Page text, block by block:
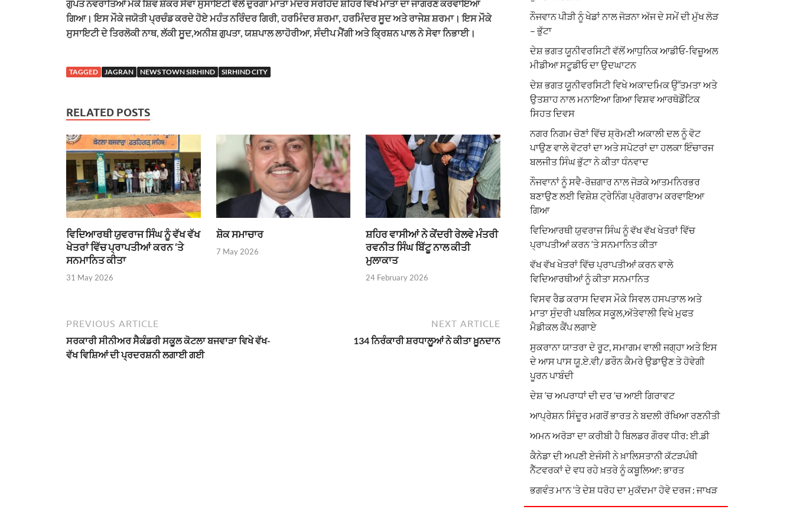
ਗੁਪਤ ਨਵਰਾਤਿਆਂ ਮੌਕੇ ਸ਼ਿਵ ਸ਼ੰਕਰ ਸੇਵਾ ਸੁਸਾਇਟੀ ਵੱਲੋਂ ਦੁਰਗਾ ਮਾਤਾ ਮੰਦਰ ਸਰਹਿੰਦ ਸ਼ਹਿਰ ਵਿਖੇ ਮਾਤਾ ਦਾ ਜਾਗਰਣ ਕਰਵਾਇਆ
ਗਿਆ। ਇਸ ਮੌਕੇ ਜਯੋਤੀ ਪ੍ਰਚੰਡ ਕਰਦੇ ਹੋਏ ਮਹੰਤ ਨਰਿੰਦਰ ਗਿਰੀ, ਹਰਮਿੰਦਰ ਸ਼ਰਮਾ, ਹਰਮਿੰਦਰ ਸੂਦ ਅਤੇ ਰਾਜੇਸ਼ ਸ਼ਰਮਾ। ਇਸ ਮੌਕੇ
ਸੁਸਾਇਟੀ ਦੇ ਤਿਰਲੋਕੀ ਨਾਥ, ਲੱਕੀ ਸੂਦ,ਅਨੀਸ਼ ਗੁਪਤਾ, ਯਸ਼ਪਾਲ ਲਾਹੋਰੀਆ, ਸੰਦੀਪ ਮੈਂਗੀ ਅਤੇ ਕ੍ਰਿਸ਼ਨ ਪਾਲ ਨੇ ਸੇਵਾ ਨਿਭਾਈ।
TAGGED JAGRAN NEWS TOWN SIRHIND SIRHIND CITY
RELATED POSTS
ਵਿਦਿਆਰਥੀ ਯੁਵਰਾਜ ਸਿੰਘ ਨੂੰ ਵੱਖ ਵੱਖ
ਖੇਤਰਾਂ ਵਿੱਚ ਪ੍ਰਾਪਤੀਆਂ ਕਰਨ ‘ਤੇ
ਸਨਮਾਨਿਤ ਕੀਤਾ
31 May 2026
ਸ਼ੋਕ ਸਮਾਚਾਰ
7 May 2026
ਸ਼ਹਿਰ ਵਾਸੀਆਂ ਨੇ ਕੇਂਦਰੀ ਰੇਲਵੇ ਮੰਤਰੀ
ਰਵਨੀਤ ਸਿੰਘ ਬਿੱਟੂ ਨਾਲ ਕੀਤੀ
ਮੁਲਾਕਾਤ
24 February 2026
PREVIOUS ARTICLE
ਸਰਕਾਰੀ ਸੀਨੀਅਰ ਸੈਕੰਡਰੀ ਸਕੂਲ ਕੋਟਲਾ ਬਜਵਾੜਾ ਵਿਖੇ ਵੱਖ-
ਵੱਖ ਵਿਸ਼ਿਆਂ ਦੀ ਪ੍ਰਦਰਸ਼ਨੀ ਲਗਾਈ ਗਈ
NEXT ARTICLE
134 ਨਿਰੰਕਾਰੀ ਸ਼ਰਧਾਲੂਆਂ ਨੇ ਕੀਤਾ ਖ਼ੂਨਦਾਨ
ਨੌਜਵਾਨ ਪੀੜੀ ਨੂੰ ਖੇਡਾਂ ਨਾਲ ਜੋੜਨਾ ਅੱਜ ਦੇ ਸਮੇਂ ਦੀ ਮੁੱਖ ਲੋੜ
– ਭੁੱਟਾ
ਦੇਸ਼ ਭਗਤ ਯੂਨੀਵਰਸਿਟੀ ਵੱਲੋਂ ਆਧੁਨਿਕ ਆਡੀਓ-ਵਿਜ਼ੂਅਲ
ਮੀਡੀਆ ਸਟੂਡੀਓ ਦਾ ਉਦਘਾਟਨ
ਦੇਸ਼ ਭਗਤ ਯੂਨੀਵਰਸਿਟੀ ਵਿਖੇ ਅਕਾਦਮਿਕ ਉੱਤਮਤਾ ਅਤੇ
ਉਤਸ਼ਾਹ ਨਾਲ ਮਨਾਇਆ ਗਿਆ ਵਿਸ਼ਵ ਆਰਥੋਡੌਂਟਿਕ
ਸਿਹਤ ਦਿਵਸ
ਨਗਰ ਨਿਗਮ ਚੋਣਾਂ ਵਿੱਚ ਸ਼੍ਰੋਮਣੀ ਅਕਾਲੀ ਦਲ ਨੂੰ ਵੋਟ
ਪਾਉਣ ਵਾਲੇ ਵੋਟਰਾਂ ਦਾ ਅਤੇ ਸਪੋਟਰਾਂ ਦਾ ਹਲਕਾ ਇੰਚਾਰਜ
ਬਲਜੀਤ ਸਿੰਘ ਭੁੱਟਾ ਨੇ ਕੀਤਾ ਧੰਨਵਾਦ
ਨੌਜਵਾਨਾਂ ਨੂੰ ਸਵੈ-ਰੋਜ਼ਗਾਰ ਨਾਲ ਜੋੜਕੇ ਆਤਮਨਿਰਭਰ
ਬਣਾਉਣ ਲਈ ਵਿਸ਼ੇਸ਼ ਟ੍ਰੇਨਿੰਗ ਪ੍ਰੋਗਰਾਮ ਕਰਵਾਇਆ
ਗਿਆ
ਵਿਦਿਆਰਥੀ ਯੁਵਰਾਜ ਸਿੰਘ ਨੂੰ ਵੱਖ ਵੱਖ ਖੇਤਰਾਂ ਵਿੱਚ
ਪ੍ਰਾਪਤੀਆਂ ਕਰਨ ‘ਤੇ ਸਨਮਾਨਿਤ ਕੀਤਾ
ਵੱਖ ਵੱਖ ਖੇਤਰਾਂ ਵਿੱਚ ਪ੍ਰਾਪਤੀਆਂ ਕਰਨ ਵਾਲੇ
ਵਿਦਿਆਰਥੀਆਂ ਨੂੰ ਕੀਤਾ ਸਨਮਾਨਿਤ
ਵਿਸਵ ਰੈਡ ਕਰਾਸ ਦਿਵਸ ਮੌਕੇ ਸਿਵਲ ਹਸਪਤਾਲ ਅਤੇ
ਮਾਤਾ ਸੁੰਦਰੀ ਪਬਲਿਕ ਸਕੂਲ,ਅੱਤੇਵਾਲੀ ਵਿਖੇ ਮੁਫਤ
ਮੈਡੀਕਲ ਕੈਂਪ ਲਗਾਏ
ਸੁਕਰਾਨਾ ਯਾਤਰਾ ਦੇ ਰੂਟ, ਸਮਾਗਮ ਵਾਲੀ ਜਗ੍ਹਾ ਅਤੇ ਇਸ
ਦੇ ਆਸ ਪਾਸ ਯੂ.ਏ.ਵੀ/ ਡਰੌਨ ਕੈਮਰੇ ਉਡਾਉਣ ਤੇ ਹੋਵੇਗੀ
ਪੂਰਨ ਪਾਬੰਦੀ
ਦੇਸ਼ ‘ਚ ਅਪਰਾਧਾਂ ਦੀ ਦਰ ‘ਚ ਆਈ ਗਿਰਾਵਟ
ਆਪ੍ਰੇਸ਼ਨ ਸਿੰਦੂਰ ਮਗਰੋਂ ਭਾਰਤ ਨੇ ਬਦਲੀ ਰੱਖਿਆ ਰਣਨੀਤੀ
ਅਮਨ ਅਰੋੜਾ ਦਾ ਕਰੀਬੀ ਹੈ ਬਿਲਡਰ ਗੌਰਵ ਧੀਰ: ਈ.ਡੀ
ਕੈਨੇਡਾ ਦੀ ਅਪਣੀ ਏਜੰਸੀ ਨੇ ਖ਼ਾਲਿਸਤਾਨੀ ਕੱਟੜਪੰਥੀ
ਨੈੱਟਵਰਕਾਂ ਦੇ ਵਧ ਰਹੇ ਖ਼ਤਰੇ ਨੂੰ ਕਬੂਲਿਆ: ਭਾਰਤ
ਭਗਵੰਤ ਮਾਨ ‘ਤੇ ਦੇਸ਼ ਧਰੋਹ ਦਾ ਮੁਕੱਦਮਾ ਹੋਵੇ ਦਰਜ : ਜਾਖੜ